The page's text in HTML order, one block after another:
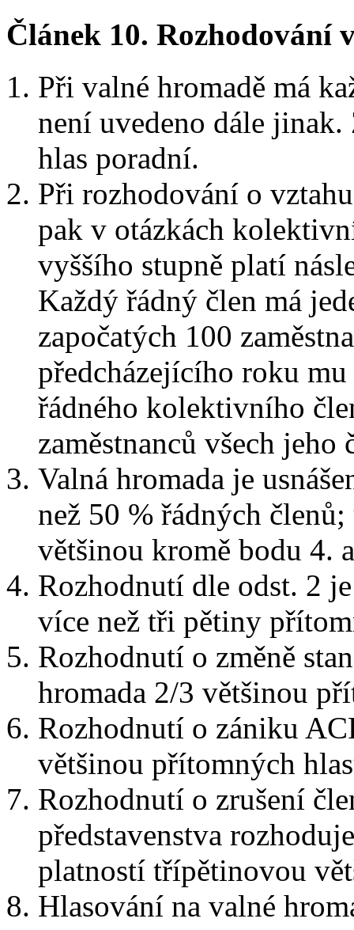
Článek 10. Rozhodování
Při valné hromadě má
není uvedeno dále
hlas poradní.
Při rozhodování o
pak v otázkách
vyššího stupně platí
Každý řádný člen má
započatých 100
předcházejícího roku
řádného kolektivního
zaměstnanců všech jeho
Valná hromada je
než 50 % řádných
většinou kromě bodu 4.
Rozhodnutí dle odst. 2
více než tři pětiny
Rozhodnutí o změně
hromada 2/3 většinou
Rozhodnutí o zániku
většinou přítomných
Rozhodnutí o zrušení
představenstva
platností třípětinovou
Hlasování na valné